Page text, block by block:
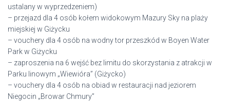
ustalany w wyprzedzeniem)
– przejazd dla 4 osób kołem widokowym Mazury Sky na plaży
miejskiej w Giżycku
– vouchery dla 4 osób na wodny tor przeszkód w Boyen Water
Park w Giżycku
– zaproszenia na 6 wejść bez limitu do skorzystania z atrakcji w
Parku linowym „Wiewióra” (Giżycko)
– vouchery dla 4 osób na obiad w restauracji nad jeziorem
Niegocin „Browar Chmury”